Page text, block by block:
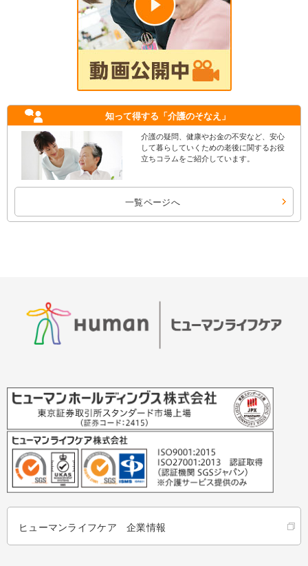
知って得する 「介護のそなえ」
介護の疑問、健康やお金の不安など、安心
して暮らしていくための老後に関するお役
立ちコラムをご紹介しています。
一覧ページへ
ヒューマンライフケア 企業情報